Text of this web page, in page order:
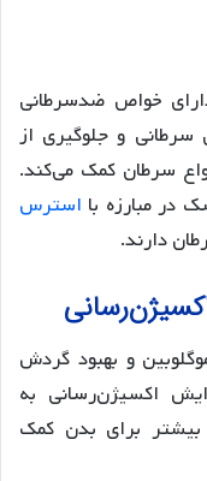
خواص ضدسرطانی
و جلوگیری از
سرطان کمک می‌کند.
در مبارزه با استرس
دارند.
و بهبود گردش
اکسیژن‌رسانی به
برای بدن کمک